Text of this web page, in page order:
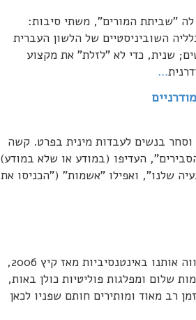
"שביתת המורים", משתי סיבות:
השוביניסטיים של הלשון העברית
שנית, כדי לא "לזלת" את מקצוע
…
בנשים לעבדות מינית בפרט. קשה
העדיפו (במודע או שלא במודע)
שלנו", ואפילו "אשמות" ("הכניסו את
פרשת מעלליו המיניים של משה קצב (לשעבר נשיא מדינת ישראל) מלווה אותנו באינטנסיביות מאז קיץ 2006,
שלום ומפלגות פוליטיות כולן באות,
רב מאוד ומותירים חותם שפניו לכאן